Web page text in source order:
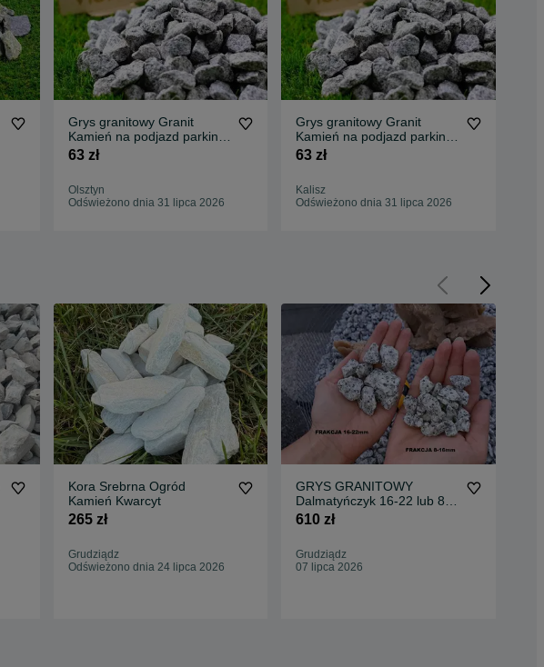
Grys granitowy Granit
Kamień na podjazd parking
ogród Transport Tanio
63 zł
Olsztyn
Odświeżono dnia 31 lipca 2026
Grys granitowy Granit
Kamień na podjazd parking
ogród Transport Tanio
63 zł
Kalisz
Odświeżono dnia 31 lipca 2026
Kora Srebrna Ogród
Kamień Kwarcyt
265 zł
Grudziądz
Odświeżono dnia 24 lipca 2026
GRYS GRANITOWY
Dalmatyńczyk 16-22 lub 8-
16 Kurier Gratis
610 zł
Grudziądz
07 lipca 2026